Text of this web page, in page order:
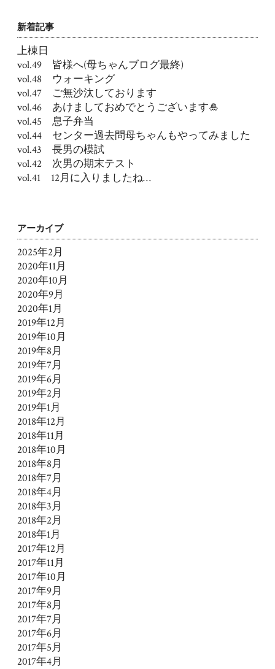
新着記事
上棟日
vol.49 皆様へ(母ちゃんブログ最終)
vol.48 ウォーキング
vol.47 ご無沙汰しております
vol.46 あけましておめでとうございます🎍
vol.45 息子弁当
vol.44 センター過去問母ちゃんもやってみました
vol.43 長男の模試
vol.42 次男の期末テスト
vol.41 12月に入りましたね…
アーカイブ
2025年2月
2020年11月
2020年10月
2020年9月
2020年1月
2019年12月
2019年10月
2019年8月
2019年7月
2019年6月
2019年2月
2019年1月
2018年12月
2018年11月
2018年10月
2018年8月
2018年7月
2018年4月
2018年3月
2018年2月
2018年1月
2017年12月
2017年11月
2017年10月
2017年9月
2017年8月
2017年7月
2017年6月
2017年5月
2017年4月